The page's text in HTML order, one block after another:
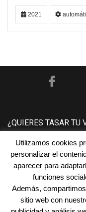
2021
¿QUIERES TASAR TU
Póngase en contacto
vehículo sin ningún
¿NECESITAS
Utilizamos cookies
personalizar el
aparecer para
funciones
Además,
sitio web con